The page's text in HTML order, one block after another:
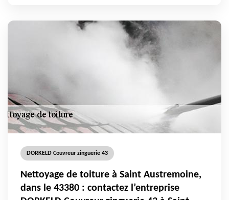
DORKELD Couvreur zinguerie 43
Nettoyage de toiture à Saint Austremoine,
dans le 43380 : contactez l’entreprise